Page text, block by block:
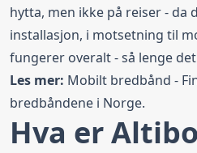
hytta, men ikke på reiser - da
installasjon, i motsetning til
fungerer overalt - så lenge
Les mer: Mobilt bredbånd -
bredbåndene i Norge.
Hva er